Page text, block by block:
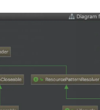
{
"Unable